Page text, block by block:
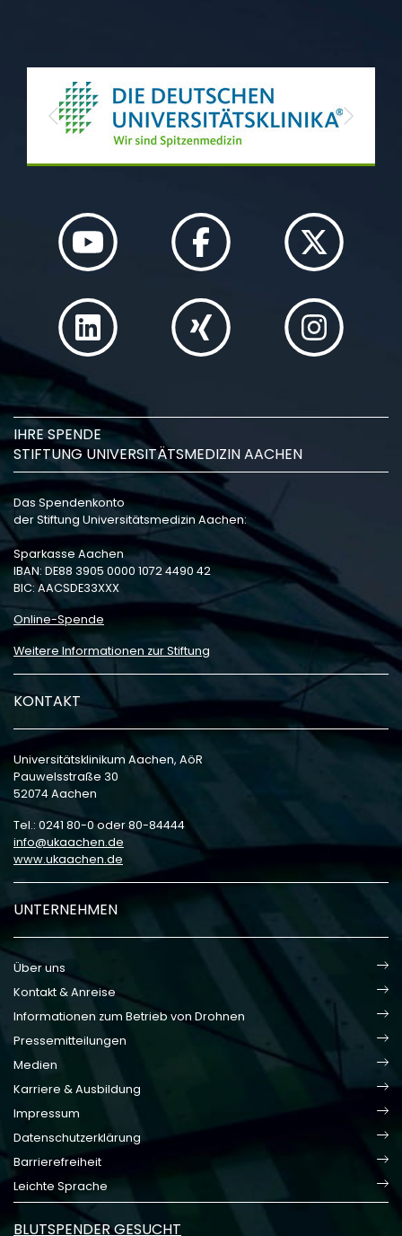
Previous Next
IHRE SPENDE
STIFTUNG UNIVERSITÄTSMEDIZIN AACHEN
Das Spendenkonto
der Stiftung Universitätsmedizin Aachen:
Sparkasse Aachen
IBAN: DE88 3905 0000 1072 4490 42
BIC: AACSDE33XXX
Online-Spende
Weitere Informationen zur Stiftung
KONTAKT
Universitätsklinikum Aachen, AöR
Pauwelsstraße 30
52074 Aachen
Tel.: 0241 80-0 oder 80-84444
info
ukaachen de
www.ukaachen.de
UNTERNEHMEN
Über uns
Kontakt & Anreise
Informationen zum Betrieb von Drohnen
Pressemitteilungen
Medien
Karriere & Ausbildung
Impressum
Datenschutzerklärung
Barrierefreiheit
Leichte Sprache
BLUTSPENDER GESUCHT